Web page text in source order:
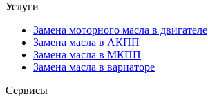
Услуги
Замена моторного масла в двигателе
Замена масла в АКПП
Замена масла в МКПП
Замена масла в вариаторе
Сервисы